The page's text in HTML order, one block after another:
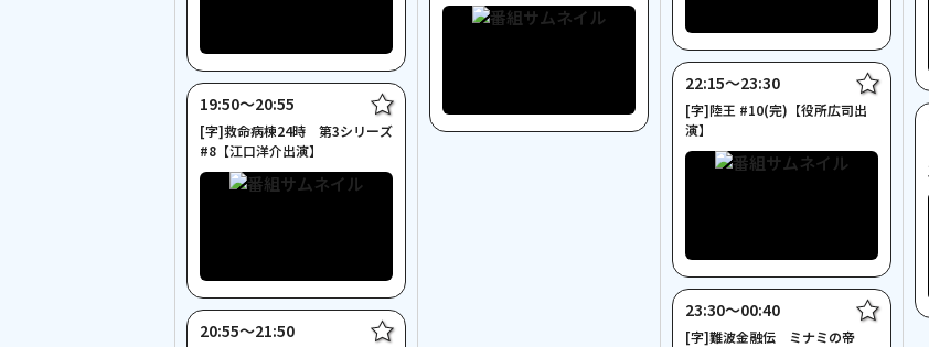
19:50〜20:55
[字]救命病棟24時 第3シリーズ
#8【江口洋介出演】
20:55〜21:50
22:15〜23:30
[字]陸王 #10(完)【役所広司出
演】
23:30〜00:40
[字]難波金融伝 ミナミの帝